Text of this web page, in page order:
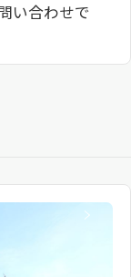
い合わせで